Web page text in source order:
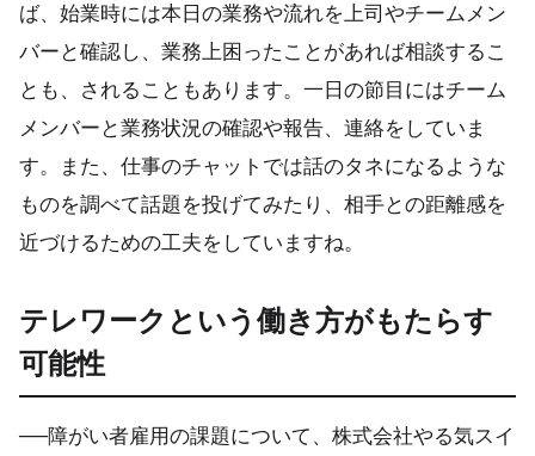
ば、始業時には本日の業務や流れを上司やチームメン
バーと確認し、業務上困ったことがあれば相談するこ
とも、されることもあります。一日の節目にはチーム
メンバーと業務状況の確認や報告、連絡をしていま
す。また、仕事のチャットでは話のタネになるような
ものを調べて話題を投げてみたり、相手との距離感を
近づけるための工夫をしていますね。
テレワークという働き方がもたらす
可能性
──障がい者雇用の課題について、株式会社やる気スイ